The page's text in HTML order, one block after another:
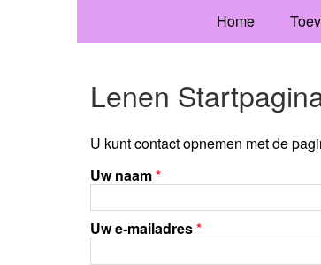
Home
Lenen
U kunt contact opnemen met de
Uw naam*
Uw e-mailadres*